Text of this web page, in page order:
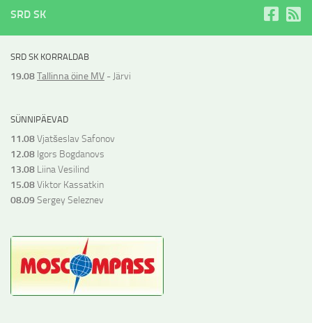
SRD SK
SRD SK KORRALDAB
19.08Tallinna öine MV - Järvi
SÜNNIPÄEVAD
11.08Vjatšeslav Safonov
12.08 Igors Bogdanovs
13.08 Liina Vesilind
15.08Viktor Kassatkin
08.09Sergey Seleznev